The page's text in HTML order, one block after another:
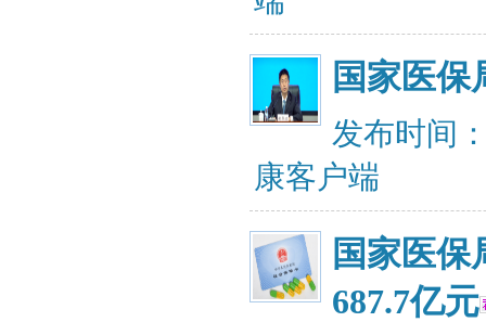
国家医保
发布时间
康客户端
国家医保
687.7亿元